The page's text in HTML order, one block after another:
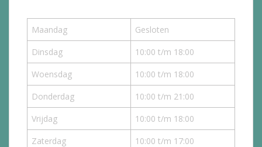
Maandag
Gesloten
Dinsdag
10:00 t/m 18:00
Woensdag
10:00 t/m 18:00
Donderdag
10:00 t/m 21:00
Vrijdag
10:00 t/m 18:00
Zaterdag
10:00 t/m 17:00